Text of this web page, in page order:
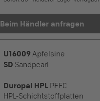
Beim Händler anfragen
U16009 Apfelsine
SD Sandpearl
Duropal HPL PEFC
HPL-Schichtstoffplatten